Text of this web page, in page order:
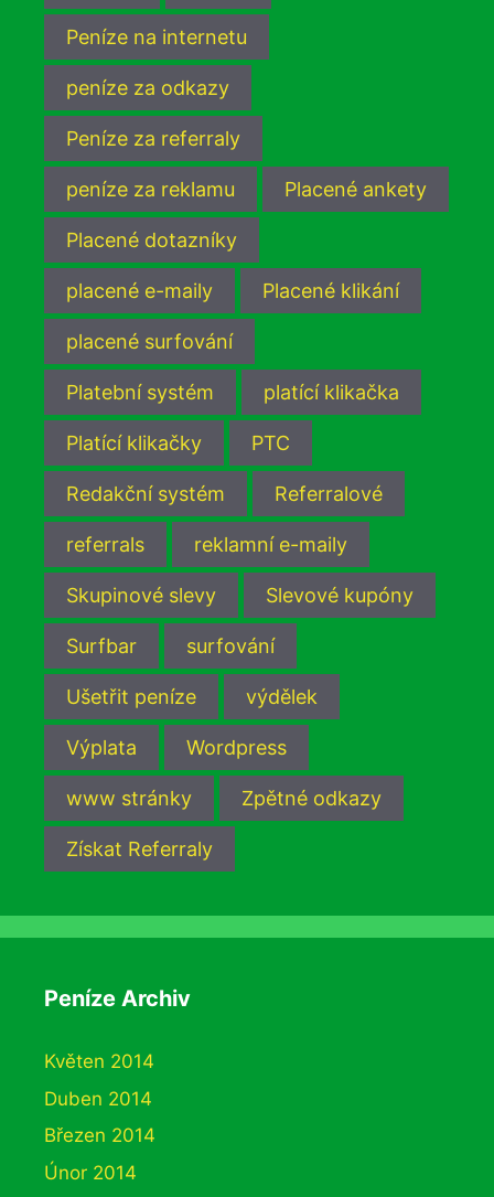
Peníze na internetu
peníze za odkazy
Peníze za referraly
peníze za reklamu Placené ankety
Placené dotazníky
placené e-maily Placené klikání
placené surfování
Platební systém platící klikačka
Platící klikačky PTC
Redakční systém Referralové
referrals reklamní e-maily
Skupinové slevy Slevové kupóny
Surfbar surfování
Ušetřit peníze výdělek
Výplata Wordpress
www stránky Zpětné odkazy
Získat Referraly
Peníze Archiv
Květen 2014
Duben 2014
Březen 2014
Únor 2014